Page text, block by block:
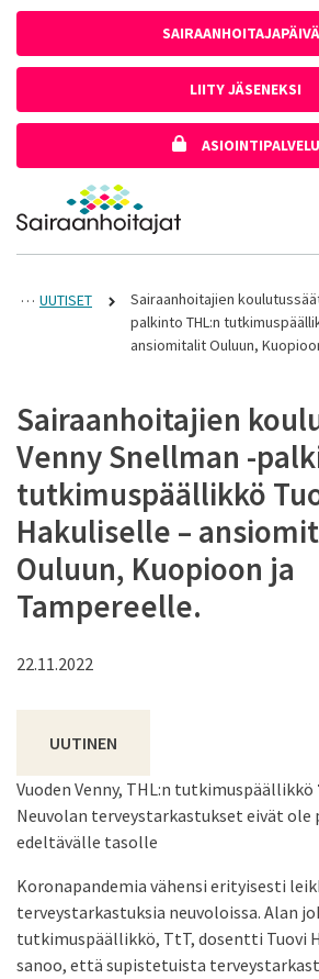
LIITY JÄSENEKSI
ASIOINTIPALVELU
Etusivulle
UUTISET
Sairaanhoitajien
palkinto THL:n
ansiomitalit Ouluun,
Sairaanhoitajien
Venny Snellman -
tutkimuspäällikkö
Hakuliselle –
Ouluun, Kuopioon ja
Tampereelle.
22.11.2022
UUTINEN
Vuoden Venny, THL:n tutkimuspäällikkö
Neuvolan terveystarkastukset eivät ole
edeltävälle tasolle
Koronapandemia vähensi erityisesti
terveystarkastuksia neuvoloissa. Alan
tutkimuspäällikkö, TtT, dosentti Tuovi
sanoo, että supistetuista